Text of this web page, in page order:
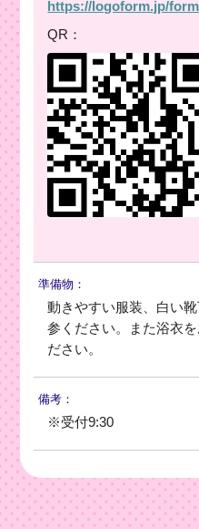
https://logoform.jp/
QR：
準備物：
動きやすい服装、白い
参ください。また浴衣
ださい。
備考：
※受付9:30